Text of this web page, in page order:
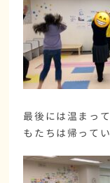
最後には温まっ
もたちは帰ってい